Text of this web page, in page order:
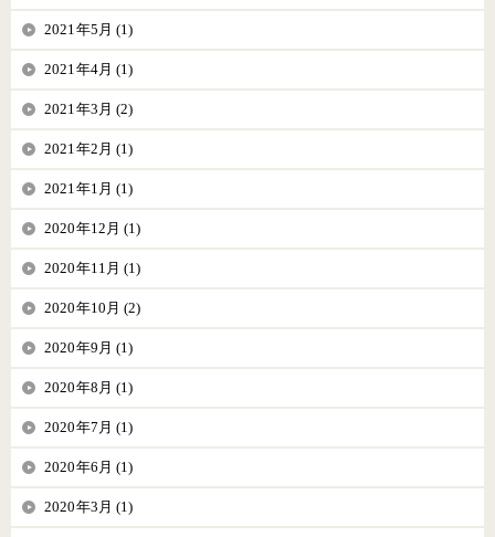
2021年5月 (1)
2021年4月 (1)
2021年3月 (2)
2021年2月 (1)
2021年1月 (1)
2020年12月 (1)
2020年11月 (1)
2020年10月 (2)
2020年9月 (1)
2020年8月 (1)
2020年7月 (1)
2020年6月 (1)
2020年3月 (1)